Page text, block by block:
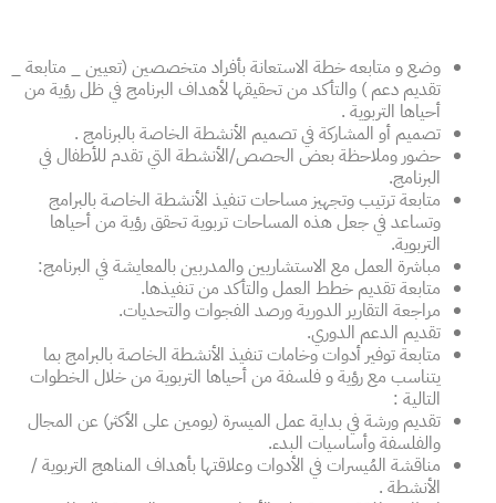
وضع و متابعه خطة الاستعانة بأفراد متخصصين (تعيين _ متابعة _
تقديم دعم ) والتأكد من تحقيقها لأهداف البرنامج في ظل رؤية من
أحياها التربوية .
تصميم أو المشاركة في تصميم الأنشطة الخاصة بالبرنامج .
حضور وملاحظة بعض الحصص/الأنشطة التي تقدم للأطفال في
البرنامج.
متابعة ترتيب وتجهيز مساحات تنفيذ الأنشطة الخاصة بالبرامج
وتساعد في جعل هذه المساحات تربوية تحقق رؤية من أحياها
التربوية.
مباشرة العمل مع الاستشاريين والمدربين بالمعايشة في البرنامج:
متابعة تقديم خطط العمل والتأكد من تنفيذها.
مراجعة التقارير الدورية ورصد الفجوات والتحديات.
تقديم الدعم الدوري.
متابعة توفير أدوات وخامات تنفيذ الأنشطة الخاصة بالبرامج بما
يتناسب مع رؤية و فلسفة من أحياها التربوية من خلال الخطوات
التالية :
تقديم ورشة في بداية عمل الميسرة (يومين على الأكثر) عن المجال
والفلسفة وأساسيات البدء.
مناقشة المُيسرات في الأدوات وعلاقتها بأهداف المناهج التربوية /
الأنشطة .